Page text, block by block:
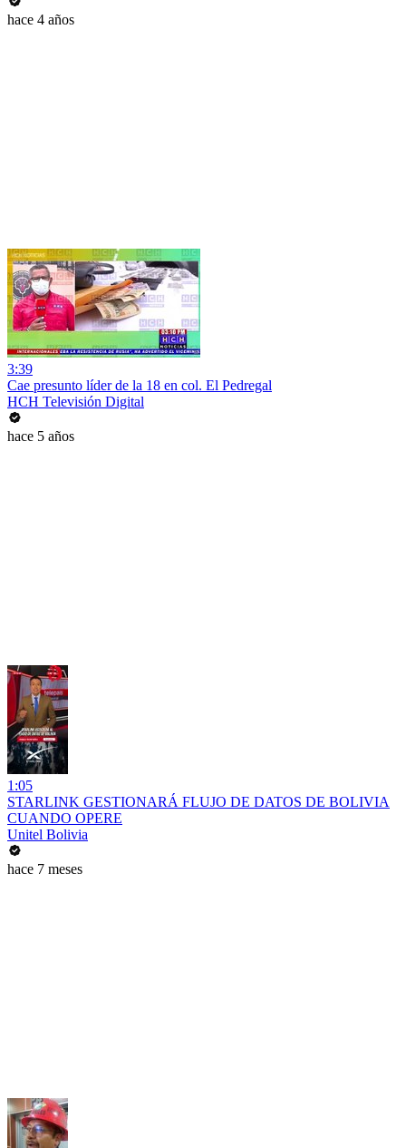
hace 4 años
3:39
Cae presunto líder de la 18 en col. El Pedregal
HCH Televisión Digital
hace 5 años
1:05
STARLINK GESTIONARÁ FLUJO DE DATOS DE BOLIVIA
CUANDO OPERE
Unitel Bolivia
hace 7 meses